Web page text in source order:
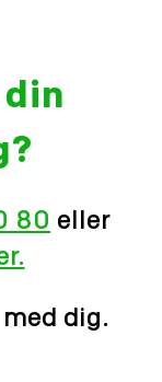
80 eller
dig.